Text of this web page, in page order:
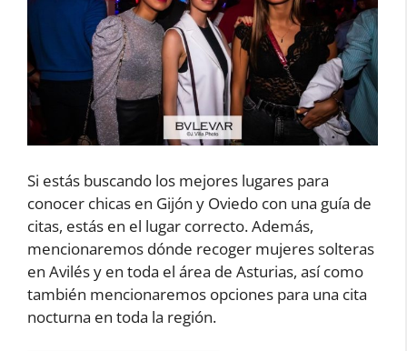
Si estás buscando los mejores lugares para
conocer chicas en Gijón y Oviedo con una guía de
citas, estás en el lugar correcto. Además,
mencionaremos dónde recoger mujeres solteras
en Avilés y en toda el área de Asturias, así como
también mencionaremos opciones para una cita
nocturna en toda la región.